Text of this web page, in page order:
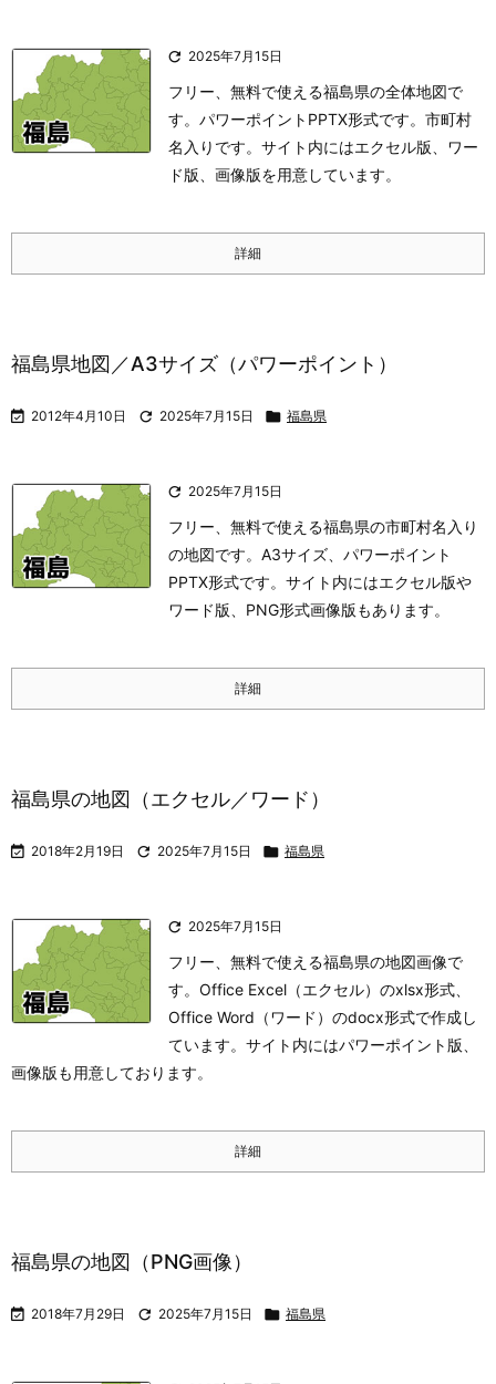
 2025年7月15日
フリー、無料で使える福島県の全体地図で
す。パワーポイントPPTX形式です。市町村
名入りです。サイト内にはエクセル版、ワー
ド版、画像版を用意しています。
詳細
福島県地図／A3サイズ（パワーポイント）
 2012年4月10日  2025年7月15日  福島県
 2025年7月15日
フリー、無料で使える福島県の市町村名入り
の地図です。A3サイズ、パワーポイント
PPTX形式です。サイト内にはエクセル版や
ワード版、PNG形式画像版もあります。
詳細
福島県の地図（エクセル／ワード）
 2018年2月19日  2025年7月15日  福島県
 2025年7月15日
フリー、無料で使える福島県の地図画像で
す。Office Excel（エクセル）のxlsx形式、
Office Word（ワード）のdocx形式で作成し
ています。サイト内にはパワーポイント版、
画像版も用意しております。
詳細
福島県の地図（PNG画像）
 2018年7月29日  2025年7月15日  福島県